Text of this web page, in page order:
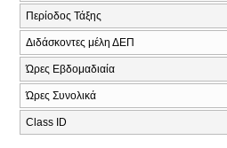
Περίοδος Τάξης
Διδάσκοντες μέλη ΔΕΠ
Ώρες Εβδομαδιαία
Ώρες Συνολικά
Class ID